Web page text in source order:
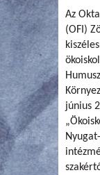
Az
(OFI)
június